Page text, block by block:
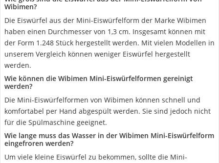
Wibimen?
Die Eiswürfel aus der Mini-Eiswürfelform der Marke Wibimen
haben einen Durchmesser von 1,3 cm. Insgesamt können mit
der Form 1.248 Stück hergestellt werden. Mit vielen Modellen in
unserem Vergleich können weniger Eiswürfel hergestellt
werden.
Wie können die Wibimen Mini-Eiswürfelformen gereinigt
werden?
Die Mini-Eiswürfelformen von Wibimen können schnell und
komfortabel per Hand abgespült werden. Sie sind jedoch nicht
für die Spülmaschine geeignet.
Wie lange muss das Wasser in der Wibimen Mini-Eiswürfelform
eingefroren werden?
Um viele kleine Eiswürfel zu bekommen, sollte die Mini-